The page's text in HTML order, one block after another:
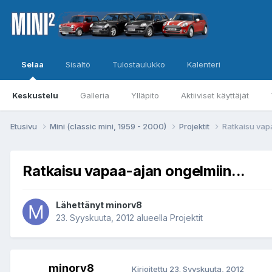
Selaa
Keskustelu Galleria Ylläpito Aktiiviset käyttäjät
Sisältö Tulostaulukko Kalenteri
Etusivu Mini (classic mini, 1959 - 2000) Projektit Ratkaisu
Ratkaisu vapaa-ajan ongelmiin...
Lähettänyt minorv8
23. Syyskuuta, 2012 alueella Projektit
minorv8 Kirjoitettu 23. Syyskuuta, 2012